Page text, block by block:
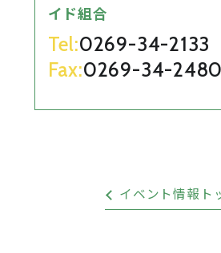
イド組合
Tel:0269-34-2133
Fax:0269-34-2480
イベント情報ト